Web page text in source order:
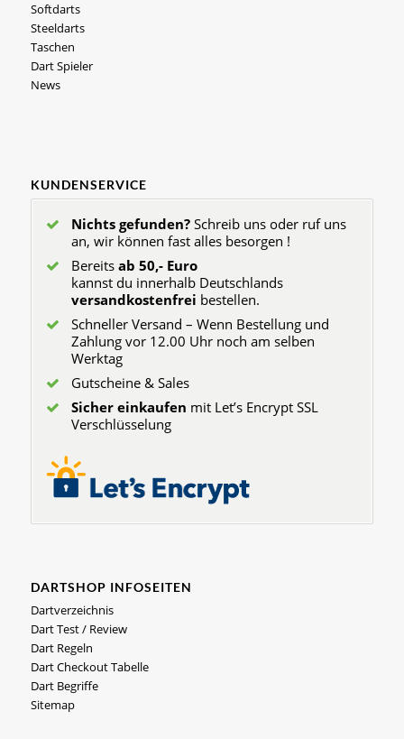
Softdarts
Steeldarts
Taschen
Dart Spieler
News
KUNDENSERVICE
Nichts gefunden?Schreib uns oder ruf uns
an, wir können fast alles besorgen !
Bereits ab 50,- Euro
kannst du innerhalb Deutschlands
versandkostenfrei bestellen.
Schneller Versand – Wenn Bestellung und
Zahlung vor 12.00 Uhr noch am selben
Werktag
Gutscheine & Sales
Sicher einkaufen mit Let’s Encrypt SSL
Verschlüsselung
DARTSHOP INFOSEITEN
Dartverzeichnis
Dart Test / Review
Dart Regeln
Dart Checkout Tabelle
Dart Begriffe
Sitemap